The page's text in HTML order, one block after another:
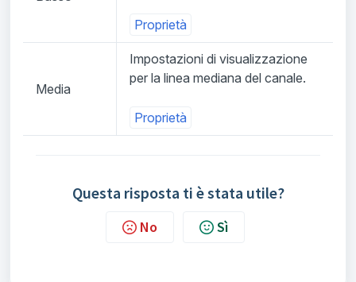
Proprietà
Media
Impostazioni di visualizzazione
per la linea mediana del canale.
Proprietà
Questa risposta ti è stata utile?
No Sì